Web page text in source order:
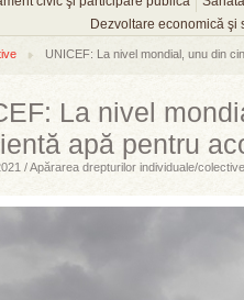
Dezvoltare economică şi
UNICEF: La nivel mondial, unu din
La nivel
apă pentru
/ Apărarea drepturilor individuale/colective